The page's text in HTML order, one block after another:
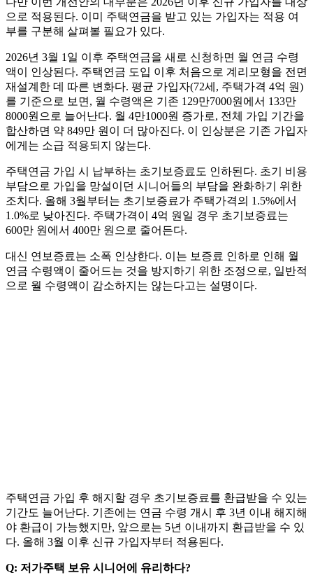
으로 적용된다. 이미 주택연금을 받고 있는 가입자는 적용 여
부를 구분해 살펴볼 필요가 있다.
2026년 3월 1일 이후 주택연금을 새로 신청하면 월 연금 수령
액이 인상된다. 주택연금 도입 이후 처음으로 계리모형을 전면
재설계한 데 따른 변화다. 평균 가입자(72세, 주택가격 4억 원)
를 기준으로 보면, 월 수령액은 기존 129만7000원에서 133만
8000원으로 늘어난다. 월 4만1000원 증가로, 전체 가입 기간을
합산하면 약 849만 원이 더 많아진다. 이 인상분은 기존 가입자
에게는 소급 적용되지 않는다.
주택연금 가입 시 납부하는 초기보증료도 인하된다. 초기 비용
부담으로 가입을 망설이던 시니어들의 부담을 완화하기 위한
조치다. 올해 3월부터는 초기보증료가 주택가격의 1.5%에서
1.0%로 낮아진다. 주택가격이 4억 원일 경우 초기보증료는
600만 원에서 400만 원으로 줄어든다.
대신 연보증료는 소폭 인상한다. 이는 보증료 인하로 인해 월
연금 수령액이 줄어드는 것을 방지하기 위한 조정으로, 일반적
으로 월 수령액이 감소하지는 않는다고는 설명이다.
주택연금 가입 후 해지할 경우 초기보증료를 환급받을 수 있는
기간도 늘어난다. 기존에는 연금 수령 개시 후 3년 이내 해지해
야 환급이 가능했지만, 앞으로는 5년 이내까지 환급받을 수 있
다. 올해 3월 이후 신규 가입자부터 적용된다.
Q: 저가주택 보유 시니어에 유리하다?